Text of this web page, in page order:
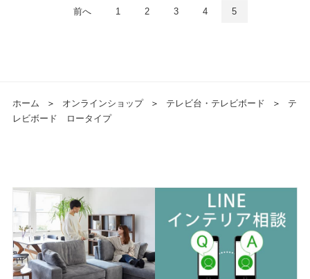
前へ 1 2 3 4 5
ホーム ＞ オンラインショップ ＞ テレビ台・テレビボード ＞
テ
レビボード ロータイプ